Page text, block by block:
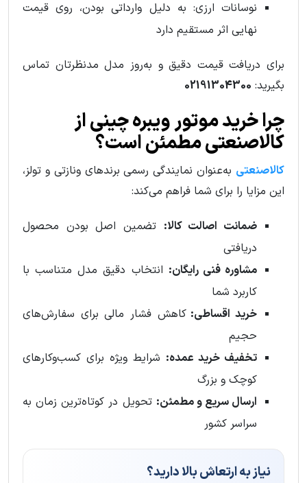
نوسانات ارزی: به دلیل وارداتی بودن، روی قیمت
نهایی اثر مستقیم دارد
برای دریافت قیمت دقیق و به‌روز مدل مدنظرتان تماس
بگیرید: 02191304300
چرا خرید موتور ویبره چینی از
کالاصنعتی مطمئن است؟
کالاصنعتی به‌عنوان نمایندگی رسمی برندهای ونازتی و تولز،
این مزایا را برای شما فراهم می‌کند:
ضمانت اصالت کالا: تضمین اصل بودن محصول
دریافتی
مشاوره فنی رایگان: انتخاب دقیق مدل متناسب با
کاربرد شما
خرید اقساطی:کاهش فشار مالی برای سفارش‌های
حجیم
تخفیف خرید عمده: شرایط ویژه برای کسب‌وکارهای
کوچک و بزرگ
ارسال سریع و مطمئن: تحویل در کوتاه‌ترین زمان به
سراسر کشور
نیاز به ارتعاش بالا دارید؟